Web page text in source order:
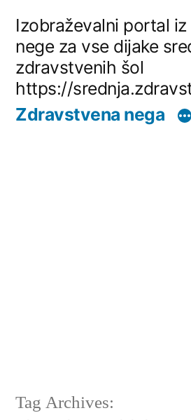
content
Izobraževalni portal
nege za vse dijake
zdravstvenih šol
https://
Zdravstvena nega
Tag Archives: